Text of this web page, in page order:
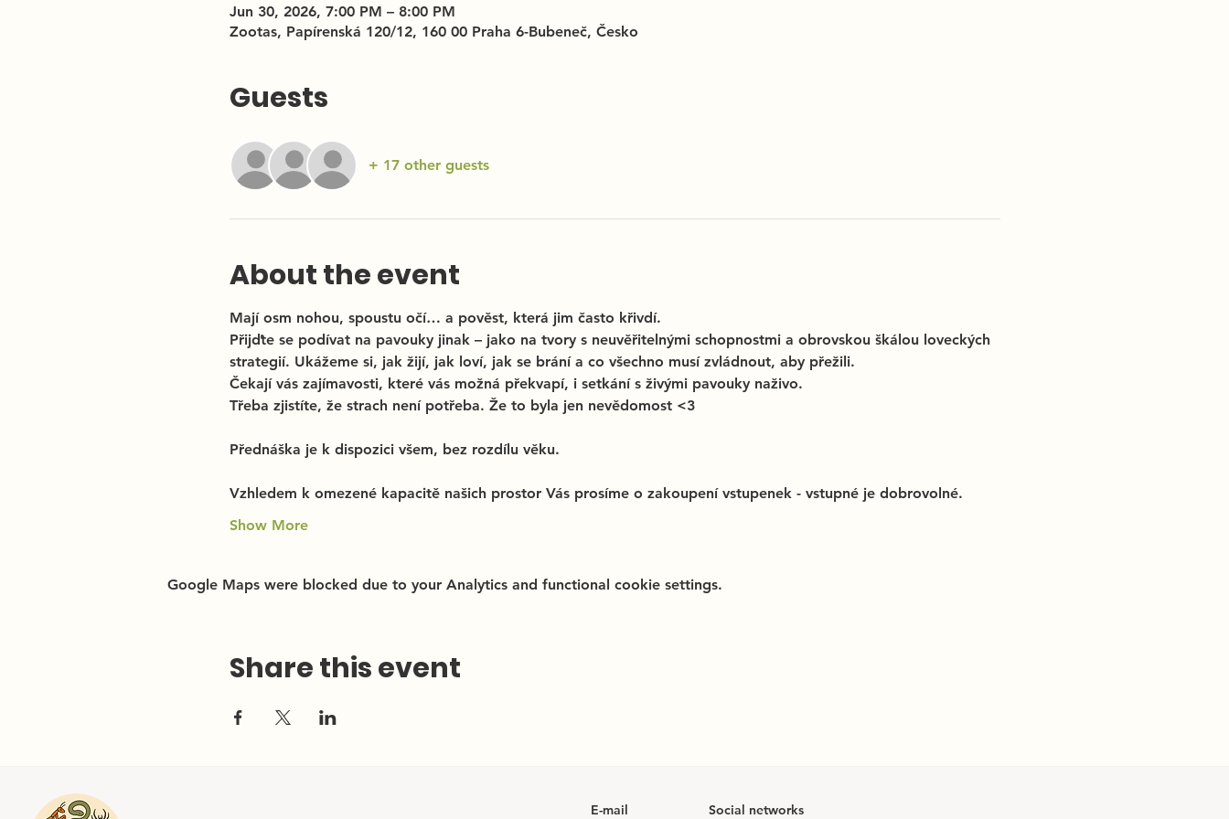
Jun 30, 2026, 7:00 PM – 8:00 PM
Zootas, Papírenská 120/12, 160 00 Praha 6-Bubeneč, Česko
Guests
+ 17 other guests
About the event
Mají osm nohou, spoustu očí… a pověst, která jim často křivdí.
Přijďte se podívat na pavouky jinak – jako na tvory s neuvěřitelnými schopnostmi a obrovskou škálou loveckých
strategií. Ukážeme si, jak žijí, jak loví, jak se brání a co všechno musí zvládnout, aby přežili.
Čekají vás zajímavosti, které vás možná překvapí, i setkání s živými pavouky naživo.
Třeba zjistíte, že strach není potřeba. Že to byla jen nevědomost <3
Přednáška je k dispozici všem, bez rozdílu věku.
Vzhledem k omezené kapacitě našich prostor Vás prosíme o zakoupení vstupenek - vstupné je dobrovolné.
Show More
Google Maps were blocked due to your Analytics and functional cookie settings.
Share this event
E-mail Social networks